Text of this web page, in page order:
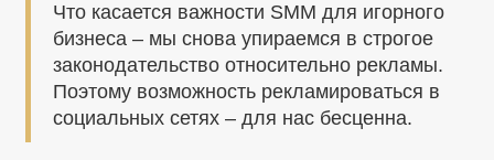
Что касается важности SMM для игорного
бизнеса – мы снова упираемся в строгое
законодательство относительно рекламы.
Поэтому возможность рекламироваться в
социальных сетях – для нас бесценна.